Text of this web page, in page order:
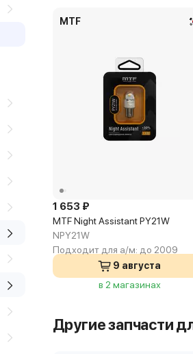
MTF
1 653 ₽
MTF Night Assistant PY21W
NPY21W
Подходит для а/м: до 2009
9 августа
в 2 магазинах
Другие запчасти